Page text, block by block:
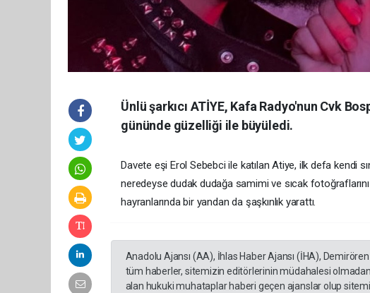
Ünlü şarkıcı ATİYE, Kafa Radyo'nun Cvk
gününde güzelliği ile büyüledi.
Davete eşi Erol Sebebci ile katılan Atiye, ilk defa kendi
neredeyse dudak dudağa samimi ve sıcak
hayranlarında bir yandan da şaşkınlık yarattı.
Anadolu Ajansı (AA), İhlas Haber Ajansı (İHA),
tüm haberler, sitemizin editörlerinin müdahalesi
alan hukuki muhataplar haberi geçen ajanslar olup